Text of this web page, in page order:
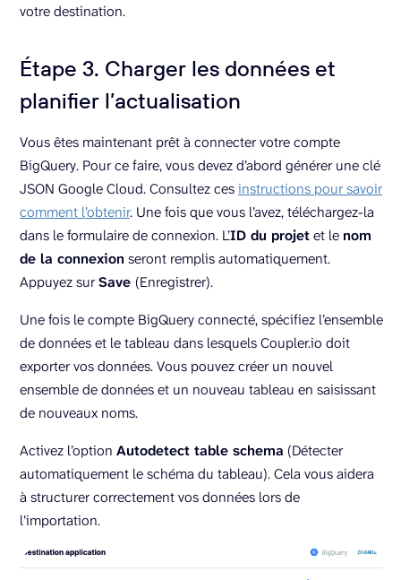
votre destination.
Étape 3. Charger les données et
planifier l’actualisation
Vous êtes maintenant prêt à connecter votre compte
BigQuery. Pour ce faire, vous devez d’abord générer une clé
JSON Google Cloud. Consultez cesinstructions pour savoir
comment l’obtenir. Une fois que vous l’avez, téléchargez-la
dans le formulaire de connexion. L’ID du projetet le nom
de la connexion seront remplis automatiquement.
Appuyez surSave (Enregistrer).
Une fois le compte BigQuery connecté, spécifiez l’ensemble
de données et le tableau dans lesquels Coupler.io doit
exporter vos données. Vous pouvez créer un nouvel
ensemble de données et un nouveau tableau en saisissant
de nouveaux noms.
Activez l’option Autodetect table schema (Détecter
automatiquement le schéma du tableau). Cela vous aidera
à structurer correctement vos données lors de
l’importation.